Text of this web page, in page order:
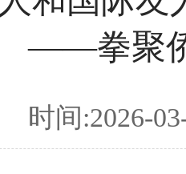
——拳聚
时间:2026-